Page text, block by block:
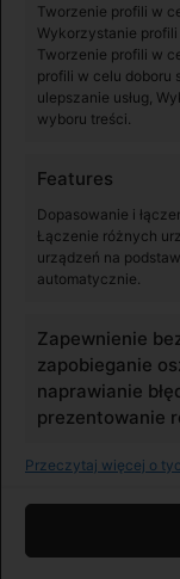
Tworzenie profili w
Wykorzystanie
Tworzenie profili w
profili w celu doboru
ulepszanie usług,
wyboru treści.
Features
Dopasowanie i
Łączenie różnych
urządzeń na
automatycznie.
Zapewnienie
zapobieganie
naprawianie
prezentowanie
Przeczytaj więcej o
Instrukcje
Instrukcja DJI
Pobierz
©